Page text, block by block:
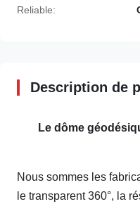
Reliable:
Description de
Le dôme
Nous sommes les
le transparent 360°, la